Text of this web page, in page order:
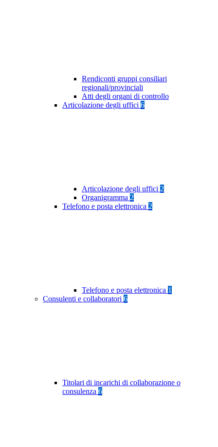
Rendiconti gruppi consiliari
regionali/provinciali
Atti degli organi di controllo
Articolazione degli uffici 6
Articolazione degli uffici 2
Organigramma 2
Telefono e posta elettronica 2
Telefono e posta elettronica 1
Consulenti e collaboratori 6
Titolari di incarichi di collaborazione o
consulenza 6